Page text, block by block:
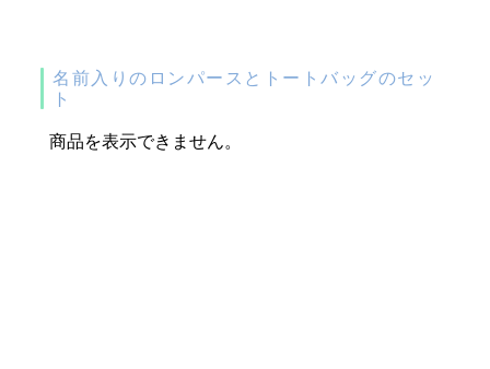
名前入りのロンパースとトートバッグのセッ
ト